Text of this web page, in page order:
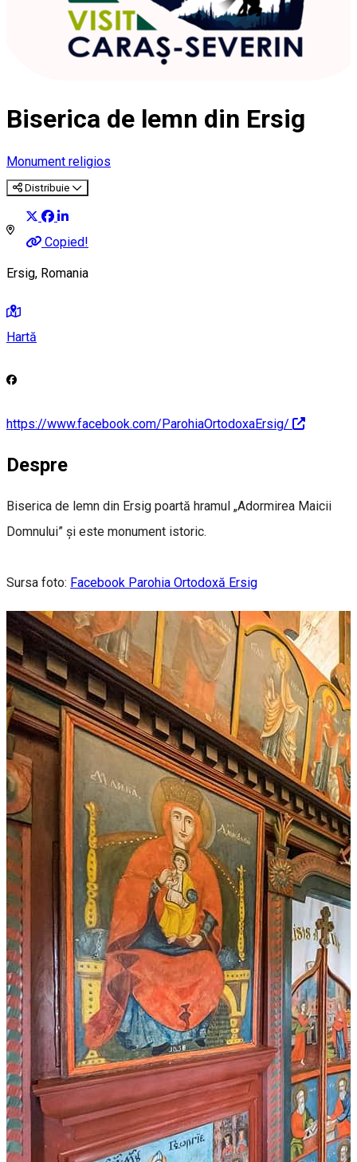
Biserica de lemn din Ersig
Monument religios
Distribuie
Copied!
Ersig, Romania
Hartă
https://www.facebook.com/ParohiaOrtodoxaErsig/
Despre
Biserica de lemn din Ersig poartă hramul „Adormirea Maicii
Domnului” și este monument istoric.
Sursa foto: Facebook Parohia Ortodoxă Ersig